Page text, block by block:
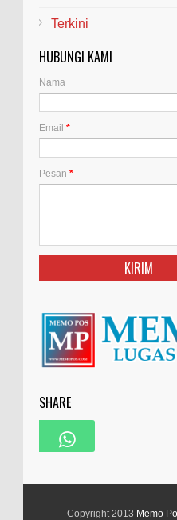
Terkini
HUBUNGI KAMI
Nama
Email *
Pesan *
SHARE
Copyright 2013 Memo